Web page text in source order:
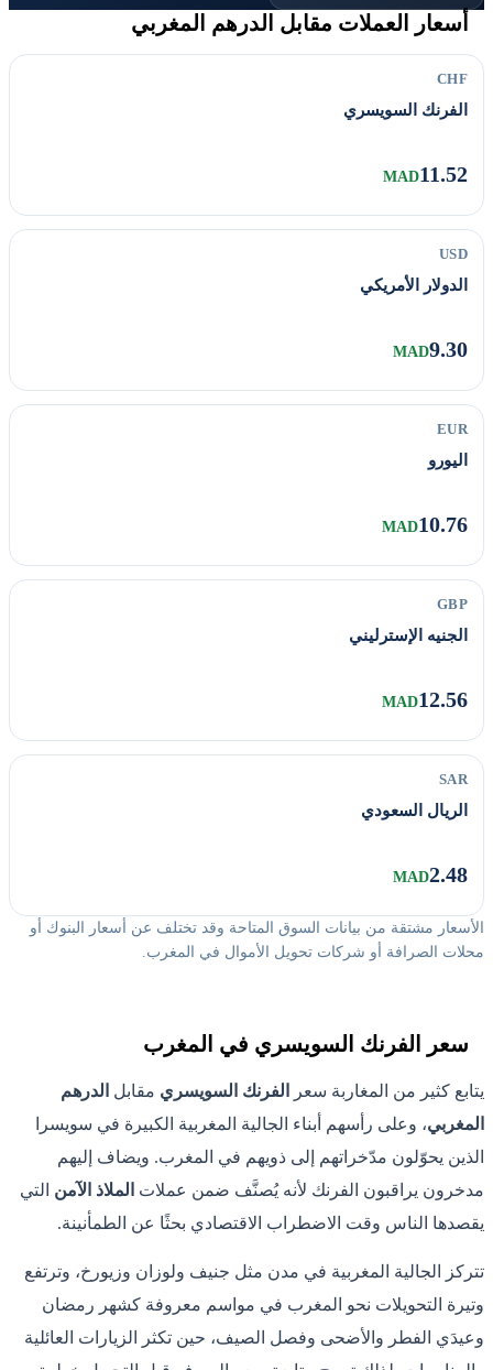
أسعار العملات مقابل الدرهم المغربي
CHF
الفرنك السويسري
11.52
MAD
USD
الدولار الأمريكي
9.30
MAD
EUR
اليورو
10.76
MAD
GBP
الجنيه الإسترليني
12.56
MAD
SAR
الريال السعودي
2.48
MAD
الأسعار مشتقة من بيانات السوق المتاحة وقد تختلف عن أسعار البنوك أو
محلات الصرافة أو شركات تحويل الأموال في المغرب.
سعر الفرنك السويسري في المغرب
يتابع كثير من المغاربة سعر الفرنك السويسري مقابل الدرهم
المغربي، وعلى رأسهم أبناء الجالية المغربية الكبيرة في سويسرا
الذين يحوّلون مدّخراتهم إلى ذويهم في المغرب. ويضاف إليهم
مدخرون يراقبون الفرنك لأنه يُصنَّف ضمن عملات الملاذ الآمن التي
يقصدها الناس وقت الاضطراب الاقتصادي بحثًا عن الطمأنينة.
تتركز الجالية المغربية في مدن مثل جنيف ولوزان وزيورخ، وترتفع
وتيرة التحويلات نحو المغرب في مواسم معروفة كشهر رمضان
وعيدَي الفطر والأضحى وفصل الصيف، حين تكثر الزيارات العائلية